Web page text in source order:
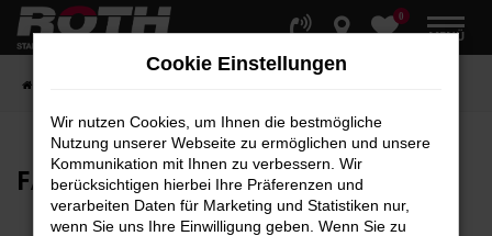
Zum
Hauptinhalt
0
MENÜ
FAHRZEUG-SHOWROOM
Cookie Einstellungen
Wir nutzen Cookies, um Ihnen die bestmögliche
Nutzung unserer Webseite zu ermöglichen und unsere
Kommunikation mit Ihnen zu verbessern. Wir
berücksichtigen hierbei Ihre Präferenzen und
verarbeiten Daten für Marketing und Statistiken nur,
wenn Sie uns Ihre Einwilligung geben. Wenn Sie zu